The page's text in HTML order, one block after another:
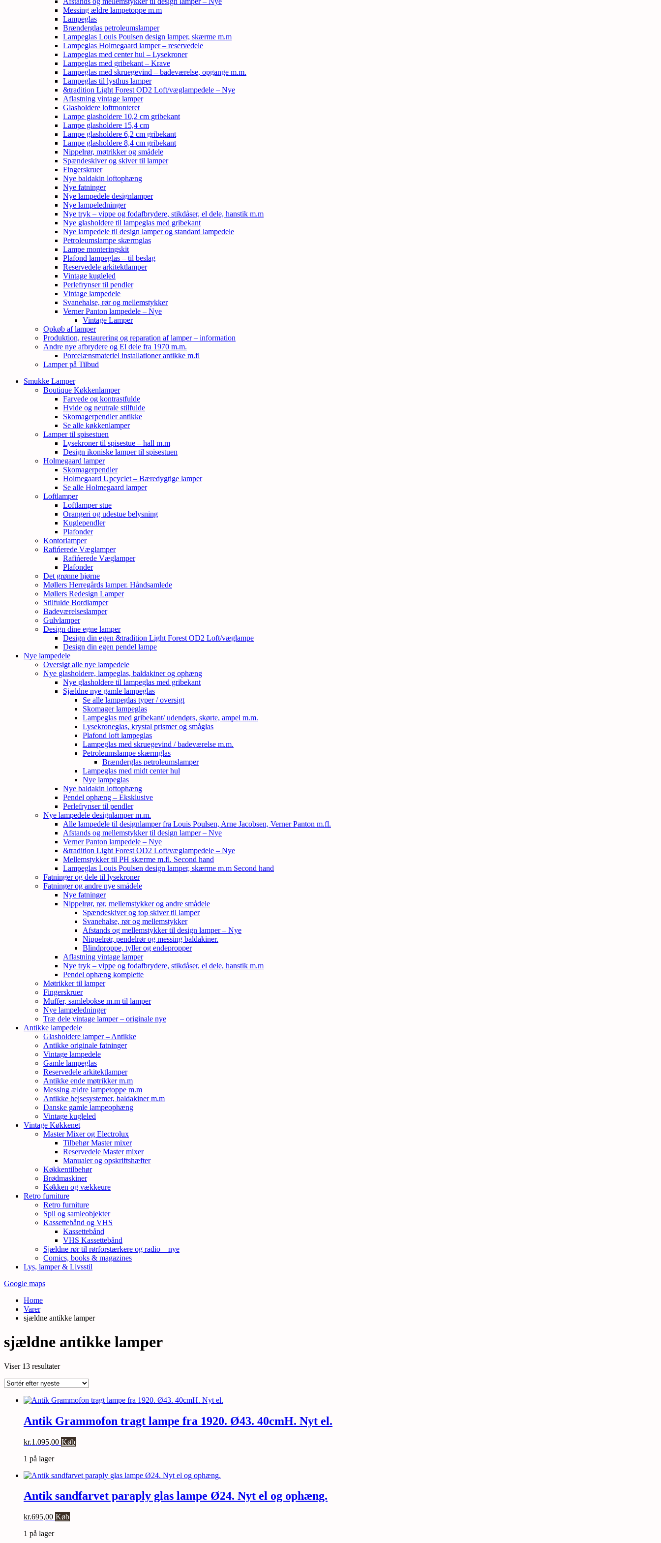
Messing ældre lampetoppe m.m
Lampeglas
Brænderglas petroleumslamper
Lampeglas Louis Poulsen design lamper, skærme m.m
Lampeglas Holmegaard lamper – reservedele
Lampeglas med center hul – Lysekroner
Lampeglas med gribekant – Krave
Lampeglas med skruegevind – badeværelse, opgange m.m.
Lampeglas til lysthus lamper
&tradition Light Forest OD2 Loft/væglampedele – Nye
Aflastning vintage lamper
Glasholdere loftmonteret
Lampe glasholdere 10,2 cm gribekant
Lampe glasholdere 15,4 cm
Lampe glasholdere 6,2 cm gribekant
Lampe glasholdere 8,4 cm gribekant
Nippelrør, møtrikker og smådele
Spændeskiver og skiver til lamper
Fingerskruer
Nye baldakin loftophæng
Nye fatninger
Nye lampedele designlamper
Nye lampeledninger
Nye tryk – vippe og fodafbrydere, stikdåser, el dele, hanstik m.m
Nye glasholdere til lampeglas med gribekant
Nye lampedele til design lamper og standard lampedele
Petroleumslampe skærmglas
Lampe monteringskit
Plafond lampeglas – til beslag
Reservedele arkitektlamper
Vintage kugleled
Perlefrynser til pendler
Vintage lampedele
Svanehalse, rør og mellemstykker
Verner Panton lampedele – Nye
Vintage Lamper
Opkøb af lamper
Produktion, restaurering og reparation af lamper – information
Andre nye afbrydere og El dele fra 1970 m.m.
Porcelænsmateriel installationer antikke m.fl
Lamper på Tilbud
Smukke Lamper
Boutique Køkkenlamper
Farvede og kontrastfulde
Hvide og neutrale stilfulde
Skomagerpendler antikke
Se alle køkkenlamper
Lamper til spisestuen
Lysekroner til spisestue – hall m.m
Design ikoniske lamper til spisestuen
Holmegaard lamper
Skomagerpendler
Holmegaard Upcyclet – Bæredygtige lamper
Se alle Holmegaard lamper
Loftlamper
Loftlamper stue
Orangeri og udestue belysning
Kuglependler
Plafonder
Kontorlamper
Rafińerede Væglamper
Rafińerede Væglamper
Plafonder
Det grønne hjørne
Møllers Herregårds lamper. Håndsamlede
Møllers Redesign Lamper
Stilfulde Bordlamper
Badeværelseslamper
Gulvlamper
Design dine egne lamper
Design din egen &tradition Light Forest OD2 Loft/væglampe
Design din egen pendel lampe
Nye lampedele
Oversigt alle nye lampedele
Nye glasholdere, lampeglas, baldakiner og ophæng
Nye glasholdere til lampeglas med gribekant
Sjældne nye gamle lampeglas
Se alle lampeglas typer / oversigt
Skomager lampeglas
Lampeglas med gribekant/ udendørs, skørte, ampel m.m.
Lysekroneglas, krystal prismer og småglas
Plafond loft lampeglas
Lampeglas med skruegevind / badeværelse m.m.
Petroleumslampe skærmglas
Brænderglas petroleumslamper
Lampeglas med midt center hul
Nye lampeglas
Nye baldakin loftophæng
Pendel ophæng – Eksklusive
Perlefrynser til pendler
Nye lampedele designlamper m.m.
Alle lampedele til designlamper fra Louis Poulsen, Arne Jacobsen, Verner Panton m.fl.
Afstands og mellemstykker til design lamper – Nye
Verner Panton lampedele – Nye
&tradition Light Forest OD2 Loft/væglampedele – Nye
Mellemstykker til PH skærme m.fl. Second hand
Lampeglas Louis Poulsen design lamper, skærme m.m Second hand
Fatninger og dele til lysekroner
Fatninger og andre nye smådele
Nye fatninger
Nippelrør, rør, mellemstykker og andre smådele
Spændeskiver og top skiver til lamper
Svanehalse, rør og mellemstykker
Afstands og mellemstykker til design lamper – Nye
Nippelrør, pendelrør og messing baldakiner.
Blindproppe, tyller og endepropper
Aflastning vintage lamper
Nye tryk – vippe og fodafbrydere, stikdåser, el dele, hanstik m.m
Pendel ophæng komplette
Møtrikker til lamper
Fingerskruer
Muffer, samlebokse m.m til lamper
Nye lampeledninger
Træ dele vintage lamper – originale nye
Antikke lampedele
Glasholdere lamper – Antikke
Antikke originale fatninger
Vintage lampedele
Gamle lampeglas
Reservedele arkitektlamper
Antikke ende møtrikker m.m
Messing ældre lampetoppe m.m
Antikke hejsesystemer, baldakiner m.m
Danske gamle lampeophæng
Vintage kugleled
Vintage Køkkenet
Master Mixer og Electrolux
Tilbehør Master mixer
Reservedele Master mixer
Manualer og opskriftshæfter
Køkkentilbehør
Brødmaskiner
Køkken og vækkeure
Retro furniture
Retro furniture
Spil og samleobjekter
Kassettebånd og VHS
Kassettebånd
VHS Kassettebånd
Sjældne rør til rørforstærkere og radio – nye
Comics, books & magazines
Lys, lamper & Livsstil
Google maps
Home
Varer
sjældne antikke lamper
sjældne antikke lamper
Viser 13 resultaterSorteret
Antik Grammofon tragt lampe fra 1920. Ø43. 40cmH. Nyt el.
kr.1.095,00 Køb
1 på lager
Antik sandfarvet paraply glas lampe Ø24. Nyt el og ophæng.
kr.695,00 Køb
1 på lager